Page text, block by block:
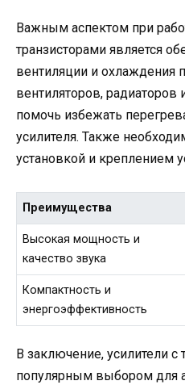
Важным аспектом при
транзисторами является
вентиляции и охлаждения
вентиляторов,
помочь избежать
усилителя. Также
установкой и креплением
Преимущества
Высокая мощность и
качество звука
Компактность и
энергоэффективность
В заключение, усилители с
популярным выбором для